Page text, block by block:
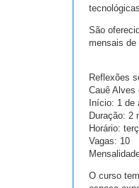
São
mensais de
Reflexões
Cauê Alves
Início: 1 de
Duração: 2
Horário:
Vagas: 10
O curso